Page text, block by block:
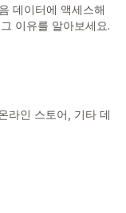
데이터에 액세스해
이유를 알아보세요.
라인 스토어, 기타 데